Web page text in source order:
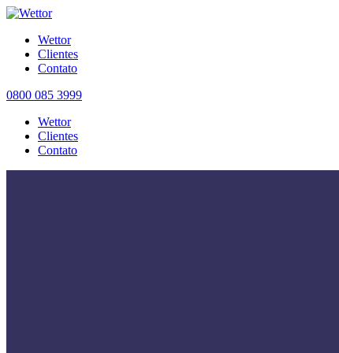
Wettor
Clientes
Contato
0800 085 3999
Wettor
Clientes
Contato